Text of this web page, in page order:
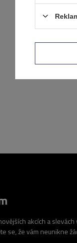
akcích a
se, že vám neunikne